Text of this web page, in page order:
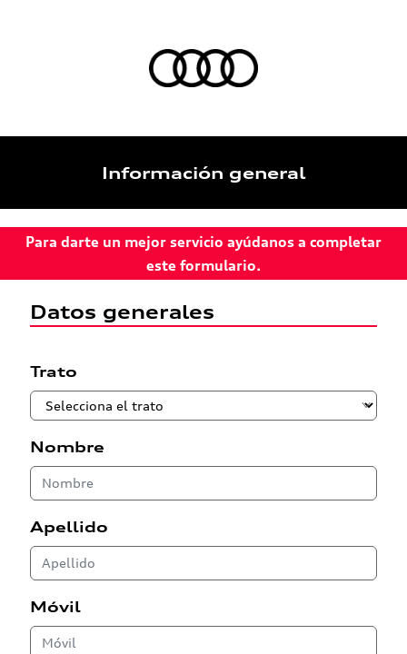
Información general
Para darte un mejor servicio ayúdanos a completar
este formulario.
Datos generales
Trato
Nombre
Apellido
Móvil